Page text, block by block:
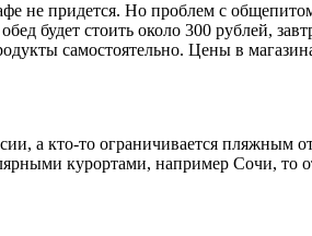
не придется. Но проблем с
будет стоить около 300 рублей,
самостоятельно. Цены в
а кто-то ограничивается
курортами, например Сочи,